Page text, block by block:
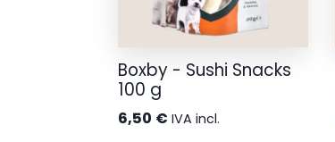
Boxby - Sushi Snacks
100 g
6,50 € IVA incl.